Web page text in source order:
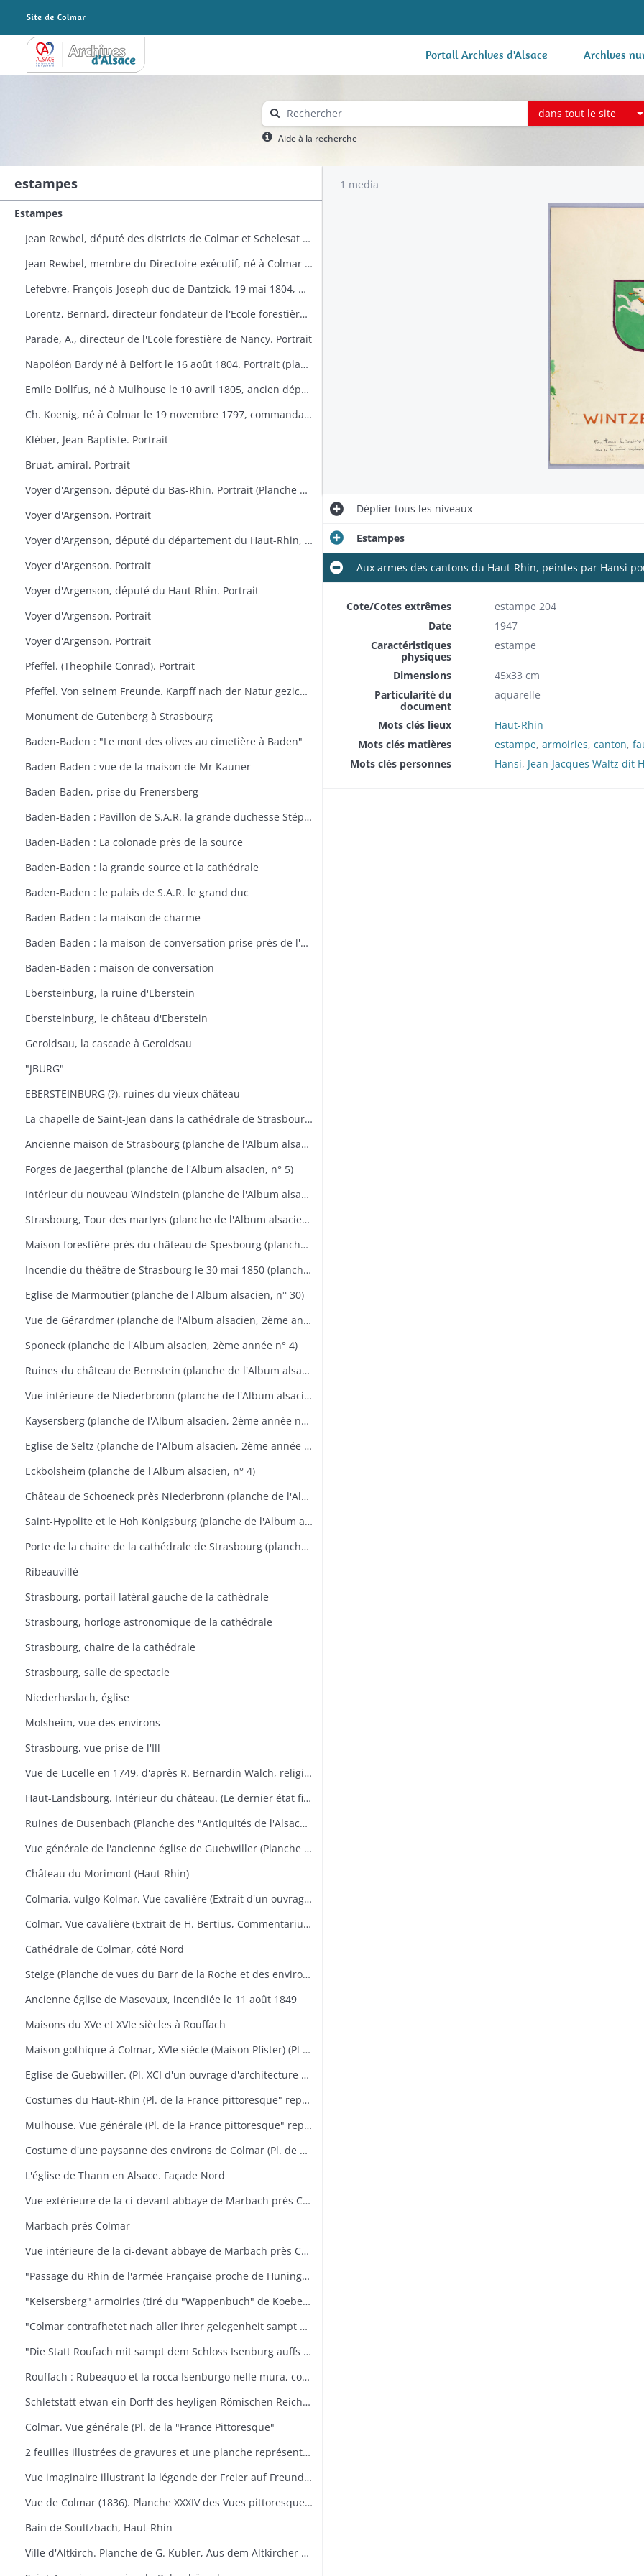
Archives Alsace - Colmar Portail Archives d'Alsace Archives
dans tout le site
Aide à la recherche
estampes
Estampes
Jean Rewbel, député des districts de Colmar et Schelesat à l'Assemblée nationale en 1789. Portrait
Jean Rewbel, membre du Directoire exécutif, né à Colmar en 1746. Portrait
Lefebvre, François-Joseph duc de Dantzick. 19 mai 1804, maréchal de France. Portrait (Planche de la Galerie historique de Versailles n° 1539)
Lorentz, Bernard, directeur fondateur de l'Ecole forestière à Nancy. Portrait
Parade, A., directeur de l'Ecole forestière de Nancy. Portrait
Napoléon Bardy né à Belfort le 16 août 1804. Portrait (planche de la Galerie des représentants du peuple, 1848)
Emile Dollfus, né à Mulhouse le 10 avril 1805, ancien député. Portrait (planche de la Galerie des représentants du peuple, 1848)
Ch. Koenig, né à Colmar le 19 novembre 1797, commandant de la Garde nationale de Colmar. Portrait (planche de la Galerie des représentants du peuple, 1848)
Kléber, Jean-Baptiste. Portrait
Bruat, amiral. Portrait
Voyer d'Argenson, député du Bas-Rhin. Portrait (Planche des Défenseurs des prévenus d'avril)
Voyer d'Argenson. Portrait
Voyer d'Argenson, député du département du Haut-Rhin, élu en 1817. Portrait
Voyer d'Argenson. Portrait
Voyer d'Argenson, député du Haut-Rhin. Portrait
Voyer d'Argenson. Portrait
Voyer d'Argenson. Portrait
Pfeffel. (Theophile Conrad). Portrait
Pfeffel. Von seinem Freunde. Karpff nach der Natur gezichnet. Portrait
Monument de Gutenberg à Strasbourg
Baden-Baden : "Le mont des olives au cimetière à Baden"
Baden-Baden : vue de la maison de Mr Kauner
Baden-Baden, prise du Frenersberg
Baden-Baden : Pavillon de S.A.R. la grande duchesse Stéphanie
Baden-Baden : La colonade près de la source
Baden-Baden : la grande source et la cathédrale
Baden-Baden : le palais de S.A.R. le grand duc
Baden-Baden : la maison de charme
Baden-Baden : la maison de conversation prise près de l'étang
Baden-Baden : maison de conversation
Ebersteinburg, la ruine d'Eberstein
Ebersteinburg, le château d'Eberstein
Geroldsau, la cascade à Geroldsau
"JBURG"
EBERSTEINBURG (?), ruines du vieux château
La chapelle de Saint-Jean dans la cathédrale de Strasbourg (planche de l'Album alsacien, n° 3)
Ancienne maison de Strasbourg (planche de l'Album alsacien, n° 4)
Forges de Jaegerthal (planche de l'Album alsacien, n° 5)
Intérieur du nouveau Windstein (planche de l'Album alsacien, n° 13)
Strasbourg, Tour des martyrs (planche de l'Album alsacien, n° 17)
Maison forestière près du château de Spesbourg (planche de l'Album alsacien, n° 18)
Incendie du théâtre de Strasbourg le 30 mai 1850 (planche de l'Album alsacien, n° 29)
Eglise de Marmoutier (planche de l'Album alsacien, n° 30)
Vue de Gérardmer (planche de l'Album alsacien, 2ème année n°1)
Sponeck (planche de l'Album alsacien, 2ème année n° 4)
Ruines du château de Bernstein (planche de l'Album alsacien, 2ème année n° 9)
Vue intérieure de Niederbronn (planche de l'Album alsacien, 2ème année n° 11)
Kaysersberg (planche de l'Album alsacien, 2ème année n° 17)
Eglise de Seltz (planche de l'Album alsacien, 2ème année n° 24)
Eckbolsheim (planche de l'Album alsacien, n° 4)
Château de Schoeneck près Niederbronn (planche de l'Album alsacien, n° 4)
Saint-Hypolite et le Hoh Königsburg (planche de l'Album alsacien, n° 22)
Porte de la chaire de la cathédrale de Strasbourg (planche de l'Album alsacien, n° 28)
Ribeauvillé
Strasbourg, portail latéral gauche de la cathédrale
Strasbourg, horloge astronomique de la cathédrale
Strasbourg, chaire de la cathédrale
Strasbourg, salle de spectacle
Niederhaslach, église
Molsheim, vue des environs
Strasbourg, vue prise de l'Ill
Vue de Lucelle en 1749, d'après R. Bernardin Walch, religieux de ce monastère
Haut-Landsbourg. Intérieur du château. (Le dernier état figure dans les "Antiquités de l'Alsace" de Golbéry, pl. 14)
Ruines de Dusenbach (Planche des "Antiquités de l'Alsace" de Golbéry, n° 5
Vue générale de l'ancienne église de Guebwiller (Planche des "Antiquités de l'Alsace" de Golbéry, n° 27
Château du Morimont (Haut-Rhin)
Colmaria, vulgo Kolmar. Vue cavalière (Extrait d'un ouvrage de géographie de Braun u. Hogenberg, vers 1575). Texte français au verso.
Colmar. Vue cavalière (Extrait de H. Bertius, Commentarium Rerum Germanicarum, liber III, p. 500. Amsterdam 1616). Texte latin
Cathédrale de Colmar, côté Nord
Steige (Planche de vues du Barr de la Roche et des environs)
Ancienne église de Masevaux, incendiée le 11 août 1849
Maisons du XVe et XVIe siècles à Rouffach
Maison gothique à Colmar, XVIe siècle (Maison Pfister) (Pl XCV d'un ouvrage d'architecture représentant aussi le portail des chartreux à Dijon, la chapelle de Pagny-le-Château et le manoir St-Ouen près Château Gontier
Eglise de Guebwiller. (Pl. XCI d'un ouvrage d'architecture représentant aussi l'église de Rosheim)
Costumes du Haut-Rhin (Pl. de la France pittoresque" représentant aussi Ferrette, vue générale de la ville et du château)
Mulhouse. Vue générale (Pl. de la France pittoresque" représentant aussi des portraits de Rapp et de Lefebre) + 1 photographie
Costume d'une paysanne des environs de Colmar (Pl. de Costumes de divers pays" n° 51) + 1 photographie
L'église de Thann en Alsace. Façade Nord
Vue extérieure de la ci-devant abbaye de Marbach près Colmar
Marbach près Colmar
Vue intérieure de la ci-devant abbaye de Marbach près Colmar
"Passage du Rhin de l'armée Française proche de Huninguen et la rencontre qu'elle eut ensuite avec celle de l'Empereur, arrivé le 14 octobre 1702 après midi"
"Keisersberg" armoiries (tiré du "Wappenbuch" de Koebel, Jiii, 1545). Au v° Ratisbonne
"Colmar contrafhetet nach aller ihrer gelegenheit sampt umbligenden landschafft" Vue cavalière. (Extr. de la "Cosmographie universelle" de S. Munster, III. Buch", von dem Teüschen land" DCLII-DCLIII, 1548). Texte all. an v°
"Die Statt Roufach mit sampt dem Schloss Isenburg auffs fleissigest nach jetsiger Gelegenheit contrafehtet" Vue cavalière (Extr. de la "Cosmographie universelle" de S. Munster, III. Buch", von dem Teüschen land" DCLIIII- delv, 1548). Texte all. an v°
Rouffach : Rubeaquo et la rocca Isenburgo nelle mura, come si trova à nostra età veramente espressa. Vue cavalière. (Ext. De la Cosmographie universelle de S. Munster, Lib. III Della Germania, p. 504-505. Texte italien an v°
Schletstatt etwan ein Dorff des heyligen Römischen Reichs : aber jetzt ein zieliehe Statt. (Extr. de la "Cosmographie universelle" de S. Munster, III. Buch", von dem Teüschen land" DCLII-DCLIII, 1548) Texte all. An v°
Colmar. Vue générale (Pl. de la "France Pittoresque"
2 feuilles illustrées de gravures et une planche représentant le Hugstein près de Guebwiller (haut-Rhin), entrée principale. Elles doivent faire partie d'un ouvrage général sur le Hugstein
Vue imaginaire illustrant la légende der Freier auf Freundstein
Vue de Colmar (1836). Planche XXXIV des Vues pittoresques de Rothmuller
Bain de Soultzbach, Haut-Rhin
Ville d'Altkirch. Planche de G. Kubler, Aus dem Altkircher Archiv (1912)
1 media
Dépliertous les niveaux
Estampes
Aux armes des cantons du Haut-Rhin, peintes par Hansi
Cote/Cotes extrêmes
estampe 204
Date
1947
Caractéristiques
physiques
estampe
Dimensions
45x33 cm
Particularité du
document
aquarelle
Mots clés lieux
Haut-Rhin
Mots clés matières
estampe, armoiries, canton,
Mots clés personnes
Hansi, Jean-Jacques Waltz dit